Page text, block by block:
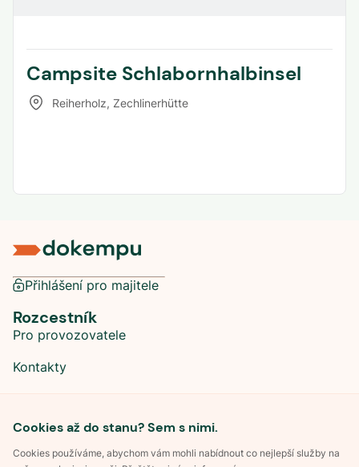
Campsite Schlabornhalbinsel
Reiherholz, Zechlinerhütte
Cookies až do stanu? Sem s nimi.
Cookies používáme, abychom vám mohli nabídnout co nejlepší služby na
Přihlášení pro majitele
Rozcestník
Pro provozovatele
Kontakty